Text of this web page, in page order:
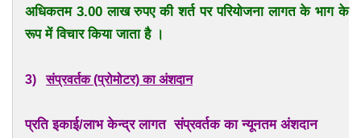
अधिकतम 3.00 लाख रुपए की शर्त पर परियोजना लागत के भाग के
रूप में विचार किया जाता है ।
3)संप्रवर्तक (प्रोमोटर) का अंशदान
प्रति इकाई/लाभ केन्द्र लागत संप्रवर्तक का न्यूनतम अंशदान